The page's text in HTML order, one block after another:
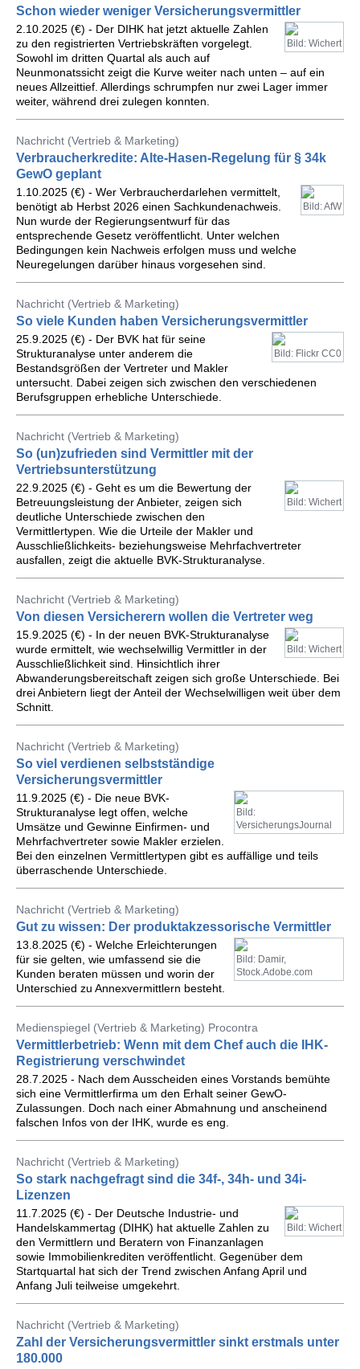
Schon wieder weniger Versicherungsvermittler
Bild: Wichert
2.10.2025 (€) - Der DIHK hat jetzt aktuelle Zahlen
zu den registrierten Vertriebskräften vorgelegt.
Sowohl im dritten Quartal als auch auf
Neunmonatssicht zeigt die Kurve weiter nach unten – auf ein
neues Allzeittief. Allerdings schrumpfen nur zwei Lager immer
weiter, während drei zulegen konnten.
Nachricht (Vertrieb & Marketing)
Verbraucherkredite: Alte-Hasen-Regelung für § 34k
GewO geplant
Bild: AfW
1.10.2025 (€) - Wer Verbraucherdarlehen vermittelt,
benötigt ab Herbst 2026 einen Sachkundenachweis.
Nun wurde der Regierungsentwurf für das
entsprechende Gesetz veröffentlicht. Unter welchen
Bedingungen kein Nachweis erfolgen muss und welche
Neuregelungen darüber hinaus vorgesehen sind.
Nachricht (Vertrieb & Marketing)
So viele Kunden haben Versicherungsvermittler
Bild: Flickr CC0
25.9.2025 (€) - Der BVK hat für seine
Strukturanalyse unter anderem die
Bestandsgrößen der Vertreter und Makler
untersucht. Dabei zeigen sich zwischen den verschiedenen
Berufsgruppen erhebliche Unterschiede.
Nachricht (Vertrieb & Marketing)
So (un)zufrieden sind Vermittler mit der
Vertriebsunterstützung
Bild: Wichert
22.9.2025 (€) - Geht es um die Bewertung der
Betreuungsleistung der Anbieter, zeigen sich
deutliche Unterschiede zwischen den
Vermittlertypen. Wie die Urteile der Makler und
Ausschließlichkeits- beziehungsweise Mehrfachvertreter
ausfallen, zeigt die aktuelle BVK-Strukturanalyse.
Nachricht (Vertrieb & Marketing)
Von diesen Versicherern wollen die Vertreter weg
Bild: Wichert
15.9.2025 (€) - In der neuen BVK-Strukturanalyse
wurde ermittelt, wie wechselwillig Vermittler in der
Ausschließlichkeit sind. Hinsichtlich ihrer
Abwanderungsbereitschaft zeigen sich große Unterschiede. Bei
drei Anbietern liegt der Anteil der Wechselwilligen weit über dem
Schnitt.
Nachricht (Vertrieb & Marketing)
So viel verdienen selbstständige
Versicherungsvermittler
Bild:
VersicherungsJournal
11.9.2025 (€) - Die neue BVK-
Strukturanalyse legt offen, welche
Umsätze und Gewinne Einfirmen- und
Mehrfachvertreter sowie Makler erzielen.
Bei den einzelnen Vermittlertypen gibt es auffällige und teils
überraschende Unterschiede.
Nachricht (Vertrieb & Marketing)
Gut zu wissen: Der produktakzessorische Vermittler
Bild: Damir,
Stock.Adobe.com
13.8.2025 (€) - Welche Erleichterungen
für sie gelten, wie umfassend sie die
Kunden beraten müssen und worin der
Unterschied zu Annexvermittlern besteht.
Medienspiegel (Vertrieb & Marketing) Procontra
Vermittlerbetrieb: Wenn mit dem Chef auch die IHK-
Registrierung verschwindet
28.7.2025 - Nach dem Ausscheiden eines Vorstands bemühte
sich eine Vermittlerfirma um den Erhalt seiner GewO-
Zulassungen. Doch nach einer Abmahnung und anscheinend
falschen Infos von der IHK, wurde es eng.
Nachricht (Vertrieb & Marketing)
So stark nachgefragt sind die 34f-, 34h- und 34i-
Lizenzen
Bild: Wichert
11.7.2025 (€) - Der Deutsche Industrie- und
Handelskammertag (DIHK) hat aktuelle Zahlen zu
den Vermittlern und Beratern von Finanzanlagen
sowie Immobilienkrediten veröffentlicht. Gegenüber dem
Startquartal hat sich der Trend zwischen Anfang April und
Anfang Juli teilweise umgekehrt.
Nachricht (Vertrieb & Marketing)
Zahl der Versicherungsvermittler sinkt erstmals unter
180.000